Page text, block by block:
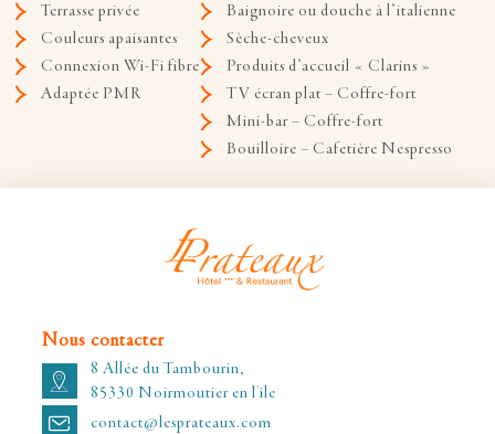
Terrasse privée
Couleurs apaisantes
Connexion Wi-Fi fibre
Adaptée PMR
Baignoire ou douche à l’italienne
Sèche-cheveux
Produits d’accueil « Clarins »
TV écran plat – Coffre-fort
Mini-bar – Coffre-fort
Bouilloire – Cafetière Nespresso
Nous contacter
8 Allée du Tambourin,
85330 Noirmoutier en l'île
contact@lesprateaux.com